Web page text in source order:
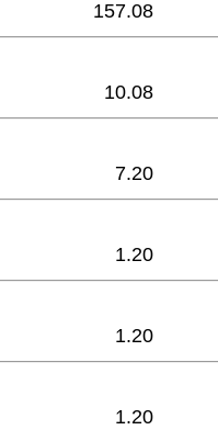
157.08
10.08
7.20
1.20
1.20
1.20